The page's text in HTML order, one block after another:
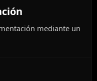
mediante un